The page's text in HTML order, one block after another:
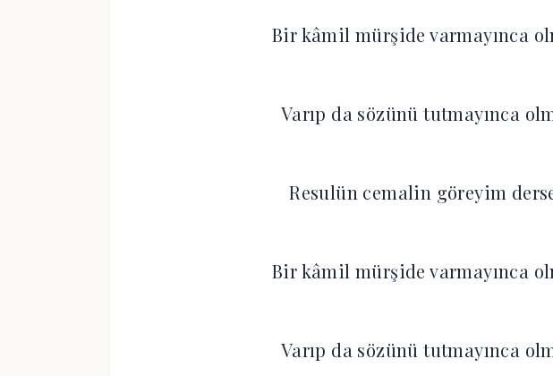
Bir kâmil mürşide varmayınca
Varıp da sözünü tutmayınca
Resulün cemalin göreyim
Bir kâmil mürşide varmayınca
Varıp da sözünü tutmayınca